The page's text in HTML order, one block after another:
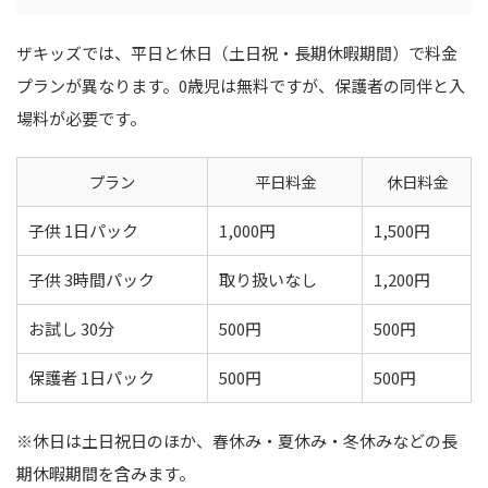
ザキッズでは、平日と休日（土日祝・長期休暇期間）で料金
プランが異なります。0歳児は無料ですが、保護者の同伴と入
場料が必要です。
プラン 平日料金 休日料金
子供 1日パック 1,000円 1,500円
子供 3時間パック 取り扱いなし 1,200円
お試し 30分 500円 500円
保護者 1日パック 500円 500円
※休日は土日祝日のほか、春休み・夏休み・冬休みなどの長
期休暇期間を含みます。